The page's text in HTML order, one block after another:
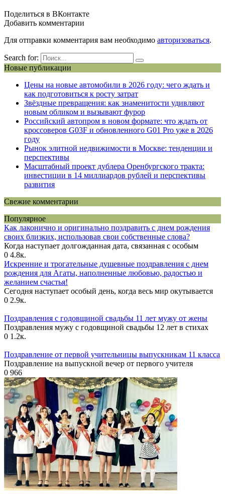
Поделиться в ВКонтакте
Добавить комментарии
Для отправки комментария вам необходимо авторизоваться.
Search for:
Новые публикации
Цены на новые автомобили в 2026 году: чего ждать и
как подготовиться к росту затрат
Звёздные превращения: как знаменитости удивляют
новым обликом и вызывают фурор
Российский автопром в новом формате: что ждать от
кроссоверов G03F и обновленного G01 Pro уже в 2026
году
Рынок элитной недвижимости в Москве: тенденции и
перспективы
Масштабный проект дублера Оренбургского тракта:
инвестиции в 14 миллиардов рублей и перспективы
развития
Свежие комментарии
Популярное
Как лаконично и оригинально поздравить с днем рождения
своих близких, использовав свои собственные слова?
Когда наступает долгожданная дата, связанная с особым
0 4.8к.
Искренние и трогательные душевные поздравления с днем
рождения для Агаты, наполненные любовью, радостью и
желанием счастья!
Сегодня наступает особый день, когда весь мир окутывается
0 2.9к.
Поздравления с годовщиной свадьбы 11 лет мужу от жены
Поздравления мужу с годовщиной свадьбы 12 лет в стихах
0 1.2к.
Поздравление от первой учительницы выпускникам 11 класса
Поздравление на выпускной вечер от первого учителя
0 966